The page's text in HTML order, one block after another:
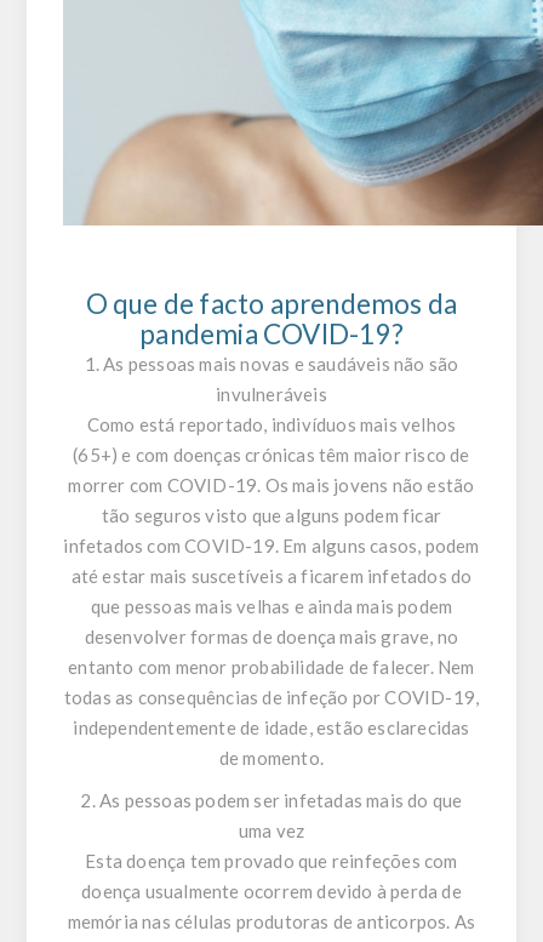
O que de facto aprendemos da
pandemia COVID-19?
1. As pessoas mais novas e saudáveis não são
invulneráveis
Como está reportado, indivíduos mais velhos
(65+) e com doenças crónicas têm maior risco de
morrer com COVID-19. Os mais jovens não estão
tão seguros visto que alguns podem ficar
infetados com COVID-19. Em alguns casos, podem
até estar mais suscetíveis a ficarem infetados do
que pessoas mais velhas e ainda mais podem
desenvolver formas de doença mais grave, no
entanto com menor probabilidade de falecer. Nem
todas as consequências de infeção por COVID-19,
independentemente de idade, estão esclarecidas
de momento.
2. As pessoas podem ser infetadas mais do que
uma vez
Esta doença tem provado que reinfeções com
doença usualmente ocorrem devido à perda de
memória nas células produtoras de anticorpos. As